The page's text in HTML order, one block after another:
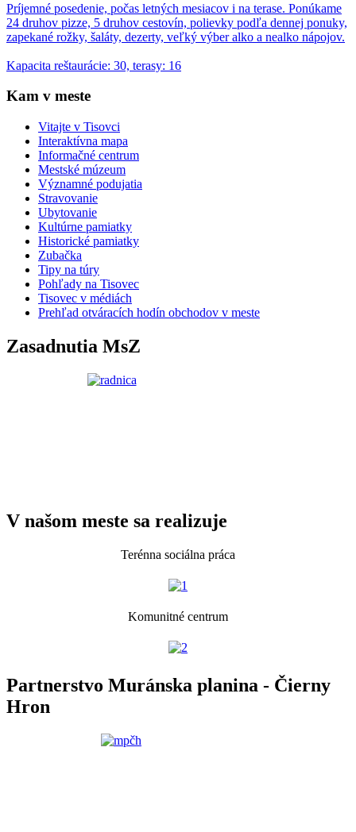
Príjemné posedenie, počas letných mesiacov i na terase. Ponúkame
24 druhov pizze, 5 druhov cestovín, polievky podľa dennej ponuky,
zapekané rožky, šaláty, dezerty, veľký výber alko a nealko nápojov.
Kapacita reštaurácie: 30, terasy: 16
Kam v meste
Vitajte v Tisovci
Interaktívna mapa
Informačné centrum
Mestské múzeum
Významné podujatia
Stravovanie
Ubytovanie
Kultúrne pamiatky
Historické pamiatky
Zubačka
Tipy na túry
Pohľady na Tisovec
Tisovec v médiách
Prehľad otváracích hodín obchodov v meste
Zasadnutia MsZ
V našom meste sa realizuje
Terénna sociálna práca
Komunitné centrum
Partnerstvo Muránska planina - Čierny
Hron